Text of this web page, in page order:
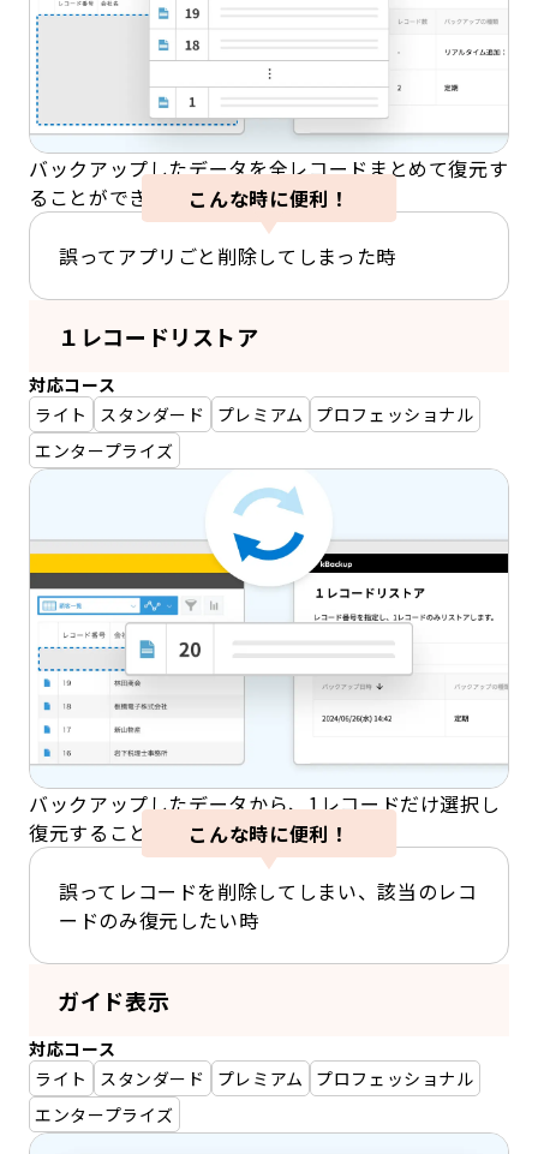
バックアップしたデータを全レコードまとめて復元す
ることができます。こんな時に便利！
誤ってアプリごと削除してしまった時
１レコードリストア
対応コース
ライト
スタンダード プレミアム
プロフェッショナル
エンタープライズ
バックアップしたデータから、1レコードだけ選択し
復元することができます。こんな時に便利！
誤ってレコードを削除してしまい、該当のレコ
ードのみ復元したい時
ガイド表示
対応コース
ライト
スタンダード プレミアム
プロフェッショナル
エンタープライズ